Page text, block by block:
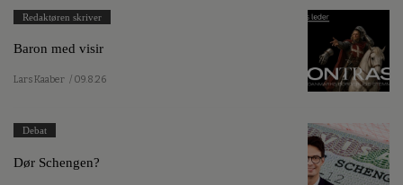
Redaktøren skriver
Baron med visir
Lars Kaaber / 09.8.26
Debat
Dør Schengen?